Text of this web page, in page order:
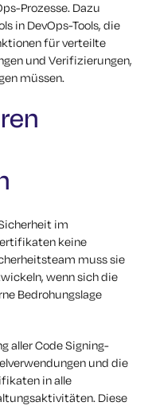
Prozesse. Dazu
in DevOps-Tools, die
für verteilte
und Verifizierungen,
müssen.
im
keine
muss sie
wenn sich die
Bedrohungslage
aller Code Signing-
und die
in alle
Diese